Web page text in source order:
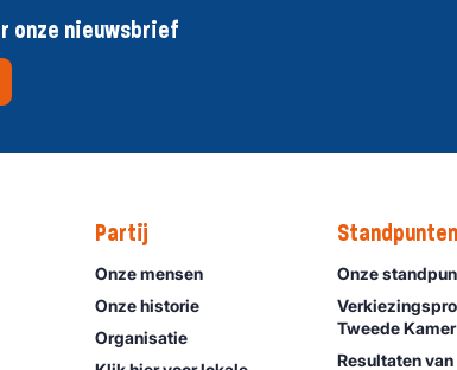
onze nieuwsbrief
Partij
Onze mensen
Onze historie
Organisatie
Standpunten
Onze
Tweede
Resultaten van